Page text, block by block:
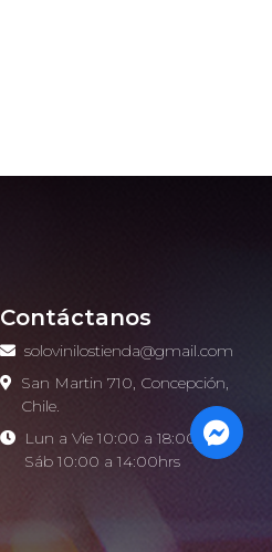
Contáctanos
solovinilostienda@gmail.com
San Martin 710, Concepción,
Chile.
Lun a Vie 10:00 a 18:00hrs -
Sáb 10:00 a 14:00hrs